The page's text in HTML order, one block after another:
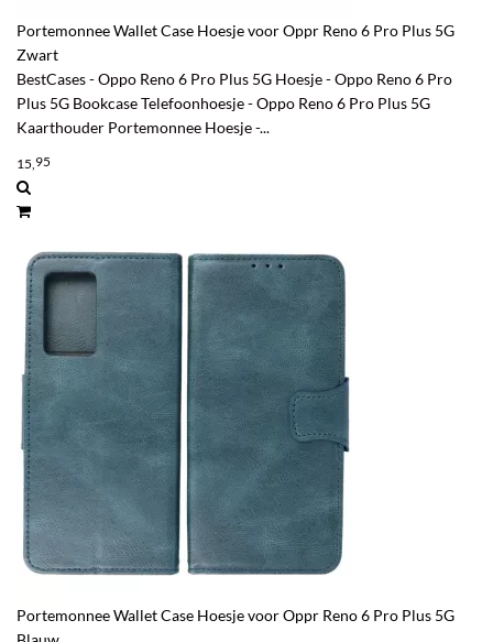
Portemonnee Wallet Case Hoesje voor Oppr Reno 6 Pro Plus 5G
Zwart
BestCases - Oppo Reno 6 Pro Plus 5G Hoesje - Oppo Reno 6 Pro
Plus 5G Bookcase Telefoonhoesje - Oppo Reno 6 Pro Plus 5G
Kaarthouder Portemonnee Hoesje -...
15,95
Portemonnee Wallet Case Hoesje voor Oppr Reno 6 Pro Plus 5G